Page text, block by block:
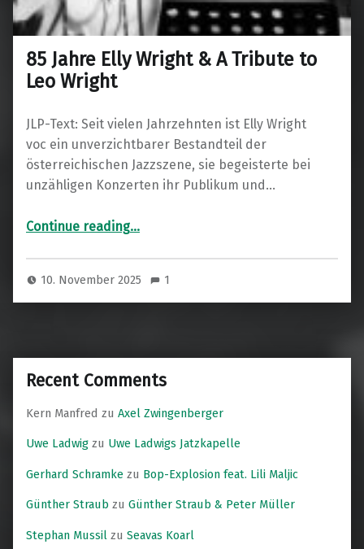
85 Jahre Elly Wright & A Tribute to
Leo Wright
JLP-Text: Seit vielen Jahrzehnten ist Elly Wright
voc ein unverzichtbarer Bestandteil der
österreichischen Jazzszene, sie begeisterte bei
unzähligen Konzerten ihr Publikum und…
Continue reading“85 Jahre Elly Wright & A Tribute to Leo Wright”
…
10. November 2025 1
Recent Comments
Kern Manfred zu Axel Zwingenberger
Uwe Ladwig zu Uwe Ladwigs Jatzkapelle
Gerhard Schramke zu Bop-Explosion feat. Lili Maljic
Günther Straub zu Günther Straub & Peter Müller
Stephan Mussil zu Seavas Koarl